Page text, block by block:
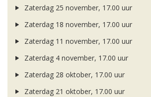
Zaterdag 25 november, 17.00 uur
Zaterdag 18 november, 17.00 uur
Zaterdag 11 november, 17.00 uur
Zaterdag 4 november, 17.00 uur
Zaterdag 28 oktober, 17.00 uur
Zaterdag 21 oktober, 17.00 uur